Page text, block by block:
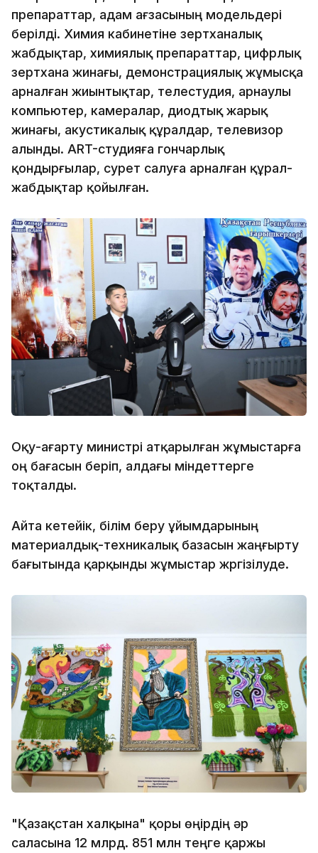
препараттар, адам ағзасының модельдері
берілді. Химия кабинетіне зертханалық
жабдықтар, химиялық препараттар, цифрлық
зертхана жинағы, демонстрациялық жұмысқа
арналған жиынтықтар, телестудия, арнаулы
компьютер, камералар, диодтық жарық
жинағы, акустикалық құралдар, телевизор
алынды. АRT-студияға гончарлық
қондырғылар, сурет салуға арналған құрал-
жабдықтар қойылған.
Оқу-ағарту министрі атқарылған жұмыстарға
оң бағасын беріп, алдағы міндеттерге
тоқталды.
Айта кетейік, білім беру ұйымдарының
материалдық-техникалық базасын жаңғырту
бағытында қарқынды жұмыстар жүргізілуде.
"Қазақстан халқына" қоры өңірдің әр
саласына 12 млрд. 851 млн теңге қаржы